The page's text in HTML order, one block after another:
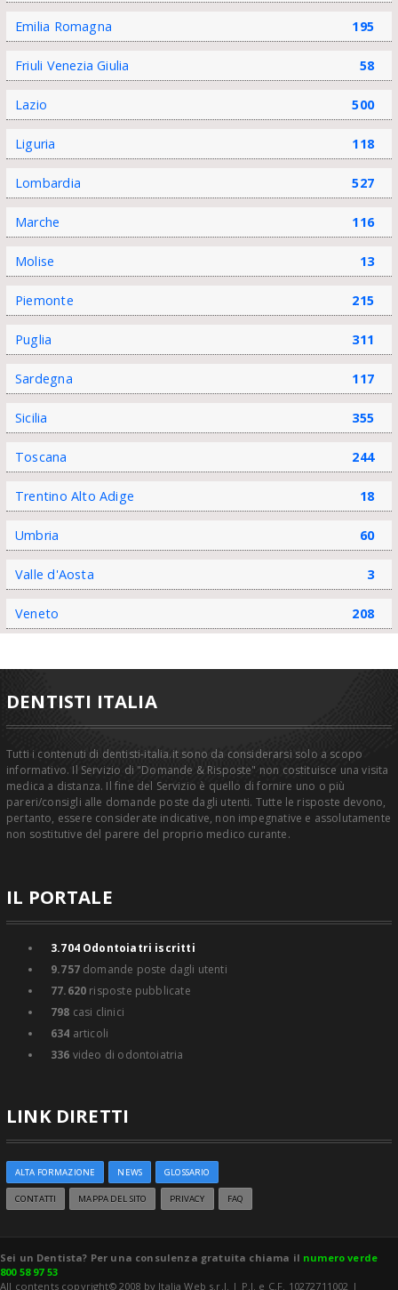
Emilia Romagna 195
Friuli Venezia Giulia 58
Lazio 500
Liguria 118
Lombardia 527
Marche 116
Molise 13
Piemonte 215
Puglia 311
Sardegna 117
Sicilia 355
Toscana 244
Trentino Alto Adige 18
Umbria 60
Valle d'Aosta 3
Veneto 208
DENTISTI ITALIA
Tutti i contenuti di dentisti-italia.it sono da considerarsi solo a scopo
informativo. Il Servizio di "Domande & Risposte" non costituisce una visita
medica a distanza. Il fine del Servizio è quello di fornire uno o più
pareri/consigli alle domande poste dagli utenti. Tutte le risposte devono,
pertanto, essere considerate indicative, non impegnative e assolutamente
non sostitutive del parere del proprio medico curante.
IL PORTALE
3.704Odontoiatri iscritti
9.757domande poste dagli utenti
77.620 risposte pubblicate
798 casi clinici
634 articoli
336 video di odontoiatria
LINK DIRETTI
ALTA FORMAZIONE NEWS GLOSSARIO
CONTATTI MAPPA DEL SITO PRIVACY FAQ
Sei un Dentista? Per una consulenza gratuita chiama il numero verde
800 58 97 53
All contents copyright© 2008 by Italia Web s.r.l. | P.I. e C.F. 10272711002 |